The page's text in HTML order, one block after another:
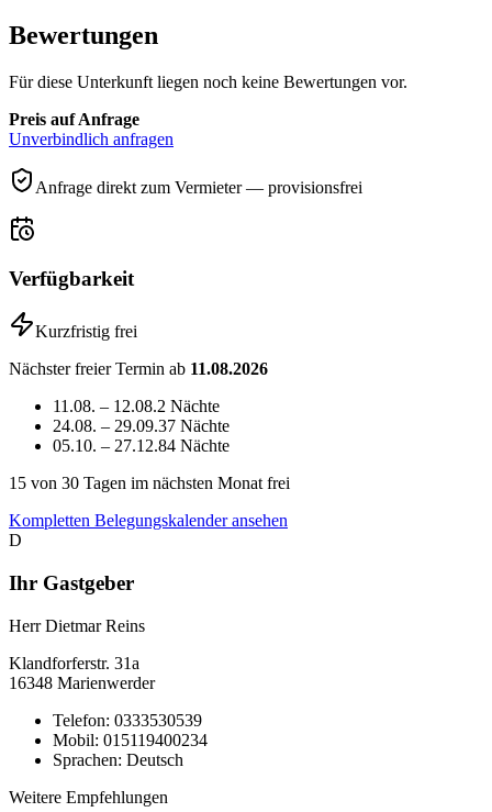
Bewertungen
Für diese Unterkunft liegen noch keine Bewertungen vor.
Preis auf Anfrage
Unverbindlich anfragen
Anfrage direkt zum Vermieter — provisionsfrei
Verfügbarkeit
Kurzfristig frei
Nächster freier Termin ab 11.08.2026
11.08. – 12.08.2 Nächte
24.08. – 29.09.37 Nächte
05.10. – 27.12.84 Nächte
15 von 30 Tagen im nächsten Monat frei
Kompletten Belegungskalender ansehen
D
Ihr Gastgeber
Herr Dietmar Reins
Klandforferstr. 31a
16348 Marienwerder
Telefon: 0333530539
Mobil: 015119400234
Sprachen: Deutsch
Weitere Empfehlungen